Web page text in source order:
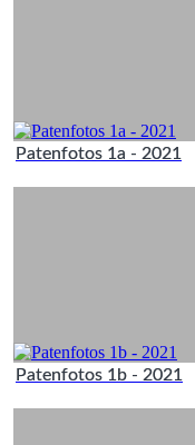
Patenfotos 1a - 2021
Patenfotos 1b - 2021